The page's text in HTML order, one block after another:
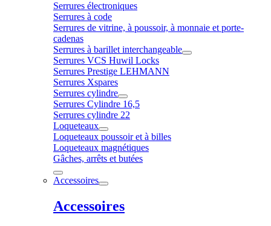
Serrures électroniques
Serrures à code
Serrures de vitrine, à poussoir, à monnaie et porte-
cadenas
Serrures à barillet interchangeable
Serrures VCS Huwil Locks
Serrures Prestige LEHMANN
Serrures Xspares
Serrures cylindre
Serrures Cylindre 16,5
Serrures cylindre 22
Loqueteaux
Loqueteaux poussoir et à billes
Loqueteaux magnétiques
Gâches, arrêts et butées
Accessoires
Accessoires